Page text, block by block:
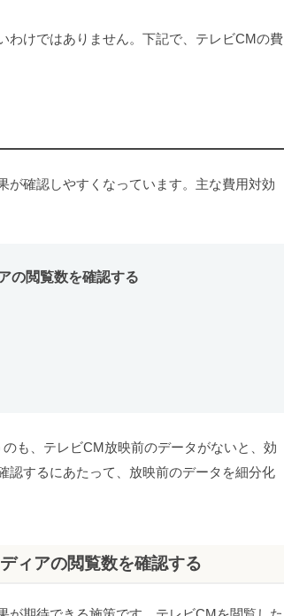
わけではありません。下記で、テレビCMの費
が確認しやすくなっています。主な費用対効
の閲覧数を確認する
も、テレビCM放映前のデータがないと、効
認するにあたって、放映前のデータを細分化
ィアの閲覧数を確認する